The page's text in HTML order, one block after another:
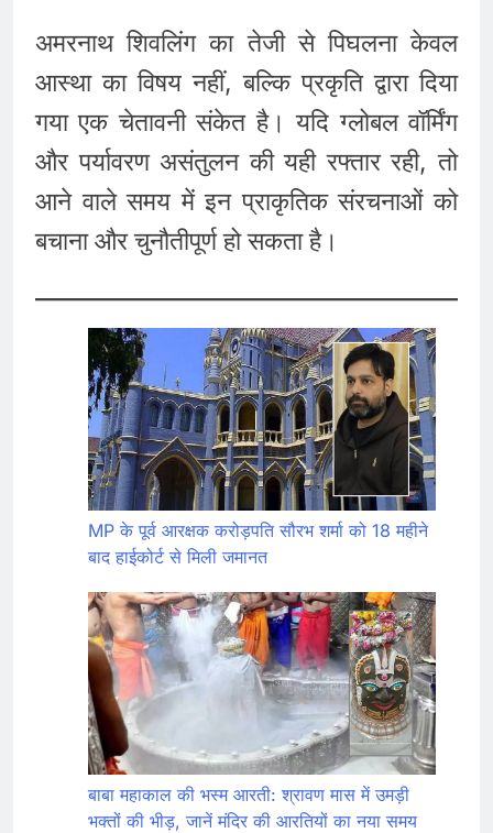
अमरनाथ शिवलिंग का तेजी से पिघलना केवल
आस्था का विषय नहीं, बल्कि प्रकृति द्वारा दिया
गया एक चेतावनी संकेत है। यदि ग्लोबल वॉर्मिंग
और पर्यावरण असंतुलन की यही रफ्तार रही, तो
आने वाले समय में इन प्राकृतिक संरचनाओं को
बचाना और चुनौतीपूर्ण हो सकता है।
MP के पूर्व आरक्षक करोड़पति सौरभ शर्मा को 18 महीने
बाद हाईकोर्ट से मिली जमानत
बाबा महाकाल की भस्म आरती: श्रावण मास में उमड़ी
भक्तों की भीड़, जानें मंदिर की आरतियों का नया समय